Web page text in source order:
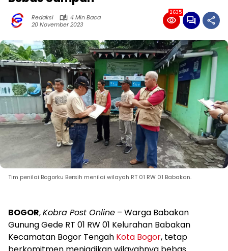
Redaksi
4 Min Baca
20 November 2023
2635
Tim penilai Bogorku Bersih menilai wilayah RT 01 RW 01 Babakan.
BOGOR,Kobra Post Online – Warga Babakan
Gunung Gede RT 01 RW 01 Kelurahan Babakan
Kecamatan Bogor Tengah Kota Bogor, tetap